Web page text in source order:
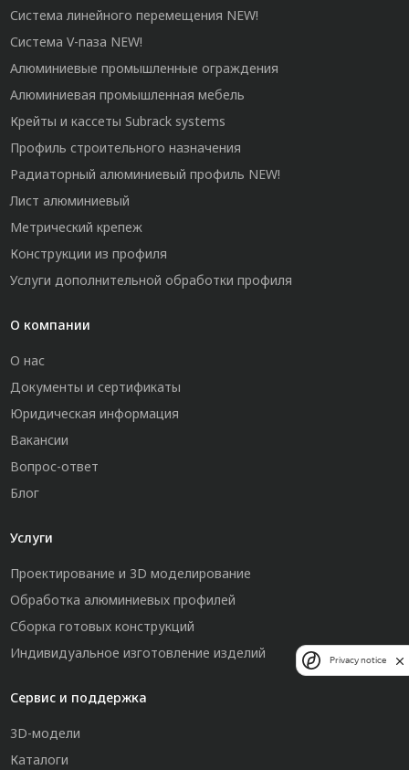
Система линейного перемещения NEW!
Система V-паза NEW!
Алюминиевые промышленные ограждения
Алюминиевая промышленная мебель
Крейты и кассеты Subrack systems
Профиль строительного назначения
Радиаторный алюминиевый профиль NEW!
Лист алюминиевый
Метрический крепеж
Конструкции из профиля
Услуги дополнительной обработки профиля
О компании
О нас
Документы и сертификаты
Юридическая информация
Вакансии
Вопрос-ответ
Блог
Услуги
Проектирование и 3D моделирование
Обработка алюминиевых профилей
Сборка готовых конструкций
Индивидуальное изготовление изделий
Сервис и поддержка
3D-модели
Каталоги
Privacy notice